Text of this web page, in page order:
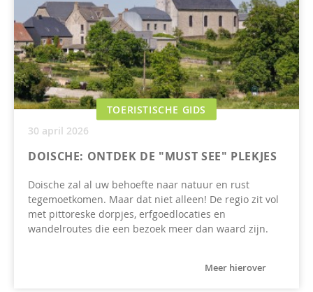
TOERISTISCHE GIDS
30 april 2026
DOISCHE: ONTDEK DE "MUST SEE" PLEKJES
Doische zal al uw behoefte naar natuur en rust
tegemoetkomen. Maar dat niet alleen! De regio zit vol
met pittoreske dorpjes, erfgoedlocaties en
wandelroutes die een bezoek meer dan waard zijn.
Meer hierover